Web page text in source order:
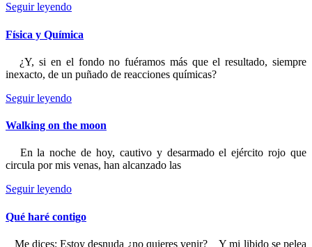
Seguir leyendo
Física y Química
¿Y, si en el fondo no fuéramos más que el resultado, siempre
inexacto, de un puñado de reacciones químicas?
Seguir leyendo
Walking on the moon
En la noche de hoy, cautivo y desarmado el ejército rojo que
circula por mis venas, han alcanzado las
Seguir leyendo
Qué haré contigo
Me dices: Estoy desnuda ¿no quieres venir? Y mi libido se pelea